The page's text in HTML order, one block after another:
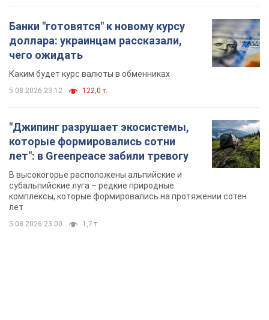
Банки "готовятся" к новому курсу
доллара: украинцам рассказали,
чего ожидать
Каким будет курс валюты в обменниках
5.08.2026 23:12 122,0 т.
"Джипинг разрушает экосистемы,
которые формировались сотни
лет": в Greenpeace забили тревогу
В высокогорье расположены альпийские и
субальпийские луга – редкие природные
комплексы, которые формировались на протяжении сотен
лет
5.08.2026 23:00 1,7 т.